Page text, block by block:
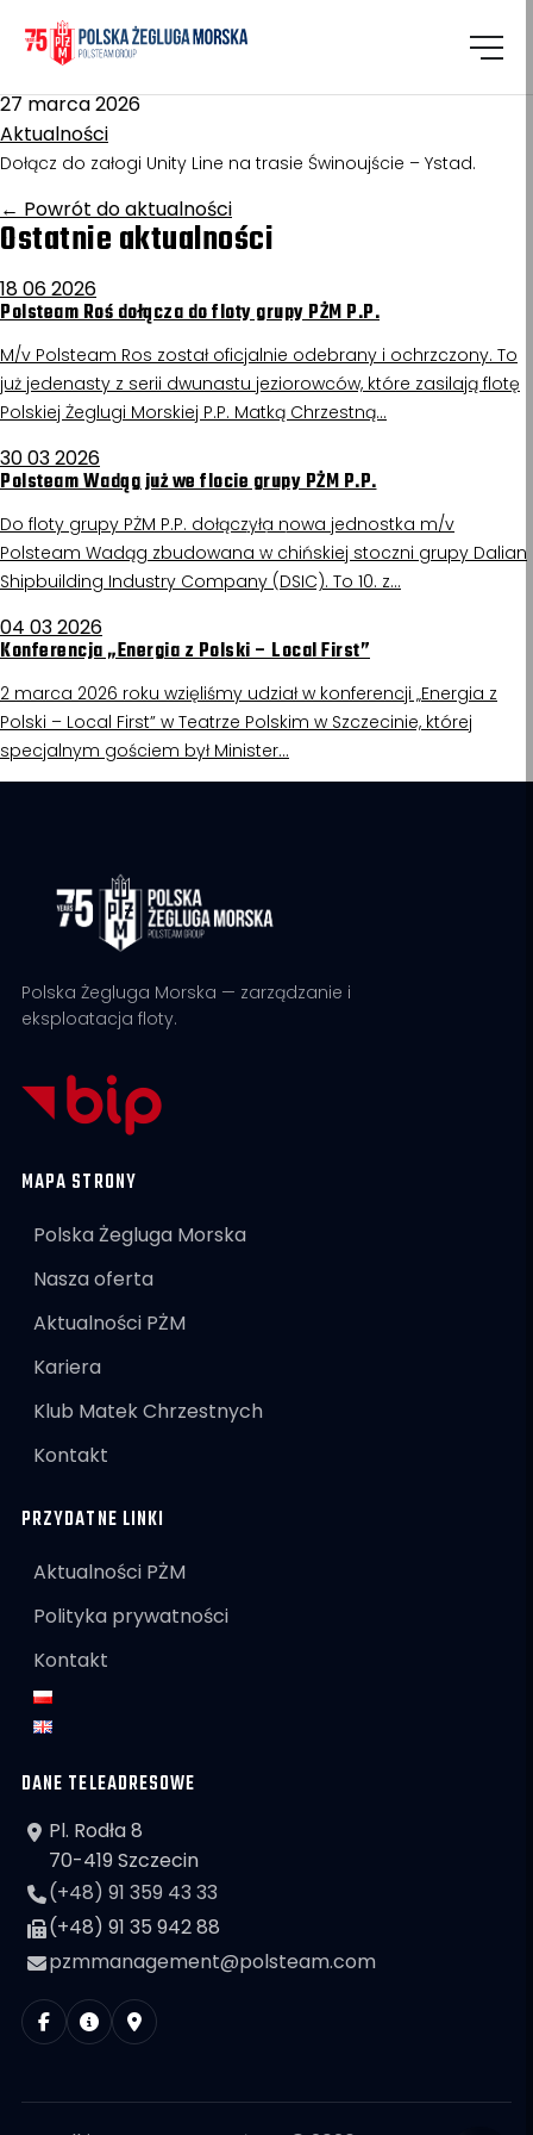
Homepage
II Kucharz
27 marca 2026
Aktualności
Dołącz do załogi Unity Line na trasie Świnoujście – Ystad.
← Powrót do aktualności
Ostatnie aktualności
18 06 2026
Polsteam Roś dołącza do floty grupy PŻM P.P.
M/v Polsteam Ros został oficjalnie odebrany i ochrzczony. To
już jedenasty z serii dwunastu jeziorowców, które zasilają flotę
Polskiej Żeglugi Morskiej P.P. Matką Chrzestną…
30 03 2026
Polsteam Wadąg już we flocie grupy PŻM P.P.
Do floty grupy PŻM P.P. dołączyła nowa jednostka m/v
Polsteam Wadąg zbudowana w chińskiej stoczni grupy Dalian
Shipbuilding Industry Company (DSIC). To 10. z…
04 03 2026
Konferencja „Energia z Polski – Local First”
2 marca 2026 roku wzięliśmy udział w konferencji „Energia z
Polski – Local First” w Teatrze Polskim w Szczecinie, której
specjalnym gościem był Minister…
Polska Żegluga Morska — zarządzanie i
eksploatacja floty.
MAPA STRONY
Polska Żegluga Morska
Nasza oferta
Aktualności PŻM
Kariera
Klub Matek Chrzestnych
Kontakt
PRZYDATNE LINKI
Aktualności PŻM
Polityka prywatności
Kontakt
DANE TELEADRESOWE
Pl. Rodła 8
70-419 Szczecin
(+48) 91 359 43 33
(+48) 91 35 942 88
pzmmanagement@polsteam.com